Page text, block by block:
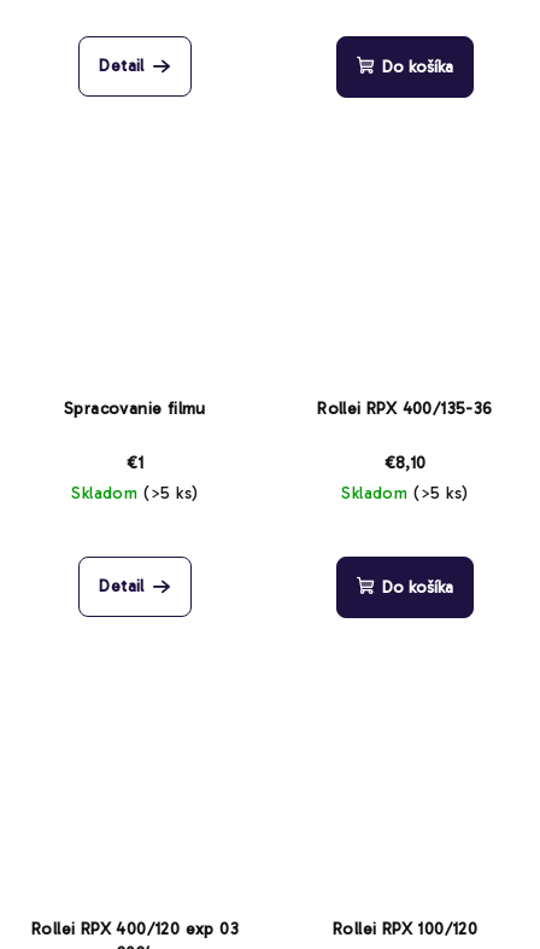
Detail Do košíka
Spracovanie filmu
€1
Skladom (>5 ks)
hodnotenie
produktu
Detail
Rollei RPX 400/135-36
€8,10
Skladom (>5 ks)
Do košíka
Rollei RPX 400/120 exp 03
Rollei RPX 100/120